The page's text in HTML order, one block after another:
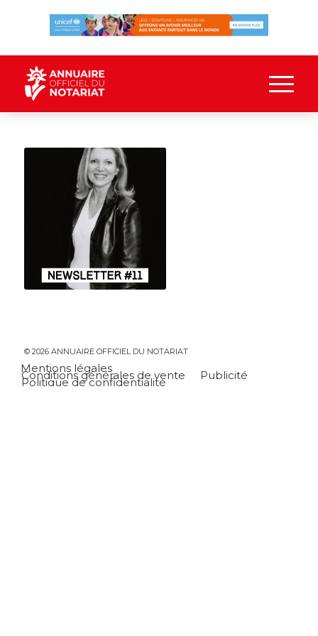
© 2026 ANNUAIRE OFFICIEL DU NOTARIAT
Mentions légales
Conditions générales de vente Publicité
Politique de confidentialité